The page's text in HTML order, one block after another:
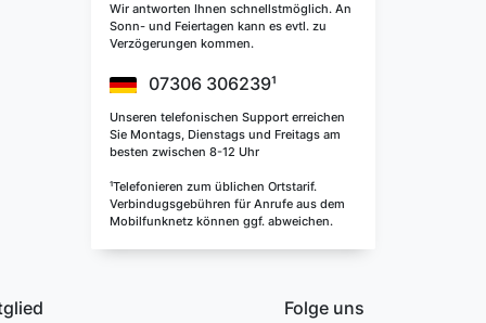
Wir antworten Ihnen schnellstmöglich. An
Sonn- und Feiertagen kann es evtl. zu
Verzögerungen kommen.
07306 306239¹
Unseren telefonischen Support erreichen
Sie Montags, Dienstags und Freitags am
besten zwischen 8-12 Uhr
¹Telefonieren zum üblichen Ortstarif.
Verbindugsgebühren für Anrufe aus dem
Mobilfunknetz können ggf. abweichen.
Folge uns